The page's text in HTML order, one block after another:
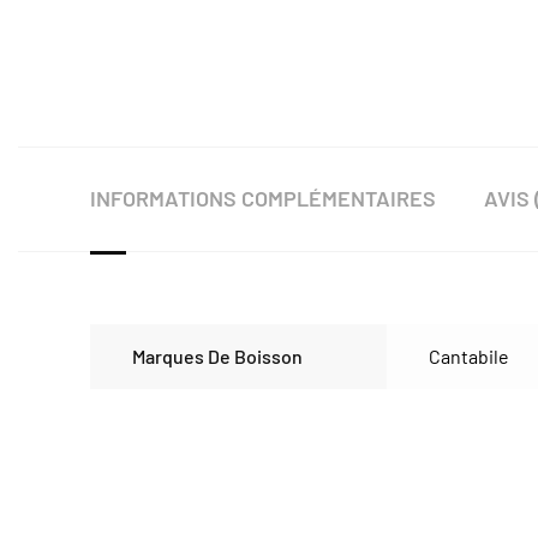
INFORMATIONS COMPLÉMENTAIRES AVIS
Marques De Boisson Cantabile